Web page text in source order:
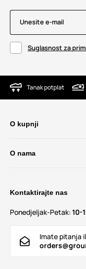
Unesite e-mail
Suglasnost za
Tanak potplat
O kupnji
O nama
Kontaktirajte nas
Ponedjeljak-Petak: 10-
Imate pitanja